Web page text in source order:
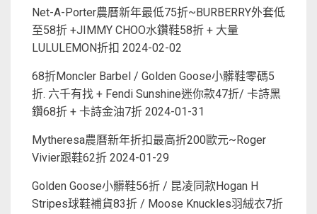
Net-A-Porter農曆新年最低75折~BURBERRY外套低
至58折 +JIMMY CHOO水鑽鞋58折 + 大量
LULULEMON折扣 2024-02-02
68折Moncler Barbel / Golden Goose小髒鞋零碼5
折. 六千有找 + Fendi Sunshine迷你款47折/ 卡詩黑
鑽68折 + 卡詩金油7折 2024-01-31
Mytheresa農曆新年折扣最高折200歐元~Roger
Vivier跟鞋62折 2024-01-29
Golden Goose小髒鞋56折 / 昆凌同款Hogan H
Stripes球鞋補貨83折 / Moose Knuckles羽絨衣7折